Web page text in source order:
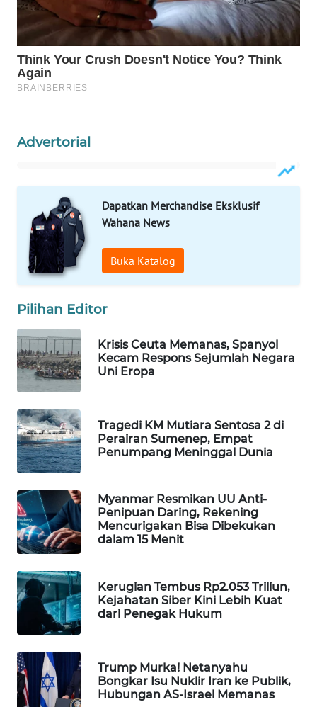
Advertorial
Dapatkan Merchandise Eksklusif
Wahana News
Buka Katalog
Pilihan Editor
Krisis Ceuta Memanas, Spanyol
Kecam Respons Sejumlah Negara
Uni Eropa
Tragedi KM Mutiara Sentosa 2 di
Perairan Sumenep, Empat
Penumpang Meninggal Dunia
Myanmar Resmikan UU Anti-
Penipuan Daring, Rekening
Mencurigakan Bisa Dibekukan
dalam 15 Menit
Kerugian Tembus Rp2.053 Triliun,
Kejahatan Siber Kini Lebih Kuat
dari Penegak Hukum
Trump Murka! Netanyahu
Bongkar Isu Nuklir Iran ke Publik,
Hubungan AS-Israel Memanas
WAHANANEWS
NET
WAHANA
WAHANA
WAHANA
SELEB
WAHANA
PERSONA
OTOMOTIF
WAHANA
HEALTH
DESA
WISATA
LAPAK
Wahana
Network
KONSUMEN
LISTRIK
MASYARAKAT
WALINKI
ID